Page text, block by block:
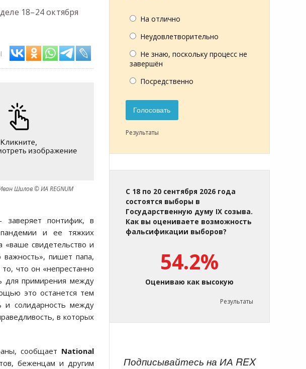
18–24 октября
Шилов © ИА REGNUM
заверяет понтифик, в
и ее тяжких
«ваше свидетельство и
пишет папа,
что он «непрестанно
для примирения между
это останется тем
и солидарность между
в которых
сообщает National
беженцам и другим
На отлично
Неудовлетворительно
Не знаю, поскольку процесс не
завершён
Посредственно
Голосовать
Результаты
С 18 по 20 сентября 2026 года
состоятся выборы в
Государственную думу IX созыва.
Как вы оцениваете возможность
фальсификации выборов?
54.2%
Оцениваю как высокую
Результаты
Подписывайтесь на ИА REX